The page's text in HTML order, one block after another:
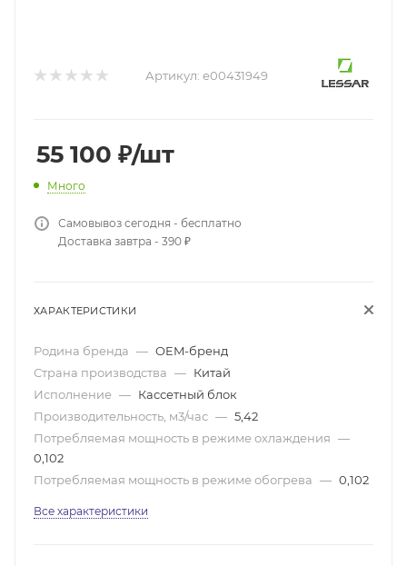
Артикул: e00431949
55 100 ₽/шт
Много
Самовывоз сегодня - бесплатно
Доставка завтра - 390 ₽
ХАРАКТЕРИСТИКИ
Родина бренда — OEM-бренд
Страна производства — Китай
Исполнение — Кассетный блок
Производительность, м3/час — 5,42
Потребляемая мощность в режиме охлаждения —
0,102
Потребляемая мощность в режиме обогрева — 0,102
Все характеристики